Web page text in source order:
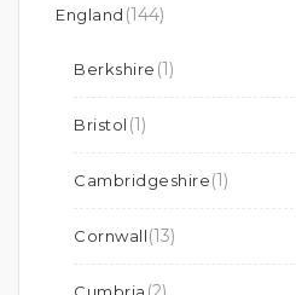
England (144)
Berkshire (1)
Bristol (1)
Cambridgeshire(1)
Cornwall(13)